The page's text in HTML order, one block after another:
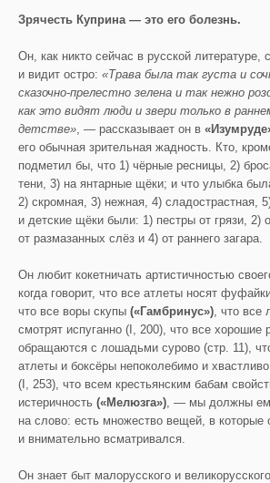
Зрячесть Куприна — это его болезнь.
Он, как никто сейчас в русской литературе,
и видит остро: «Трава была так густа и
сказочно-прелестно зелена и так нежно
как это видят люди и звери только в
детстве», — рассказывает он в
его обычная зрительная жадность. Кто,
подметил бы, что 1) чёрные ресницы, 2)
тени, 3) на янтарные щёки; и что улыбка
2) скромная, 3) нежная, 4) сладострастная,
и детские щёки были: 1) пестры от грязи, 2)
от размазанных слёз и 4) от раннего загара.
Он любит кокетничать артистичностью
когда говорит, что все атлеты носят
что все воры скупы («Гамбринус»), что все
смотрят испуганно (I, 200), что все хорошие
обращаются с лошадьми сурово (стр. 11),
атлеты и боксёры непоколебимо и
(I, 253), что всем крестьянским бабам
истеричность («Мелюзга»), — мы должны
на слово: есть множество вещей, в которые
и внимательно всматривался.
Он знает быт малорусского и великорусского